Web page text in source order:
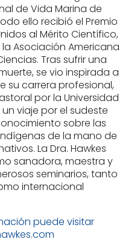
de Vida Marina de
ello recibió el Premio
al Mérito Científico,
Asociación Americana
Tras sufrir una
se vio inspirada a
su carrera profesional,
por la Universidad
viaje por el sudeste
sobre las
de la mano de
La Dra. Hawkes
sanadora, maestra y
seminarios, tanto
internacional
puede visitar